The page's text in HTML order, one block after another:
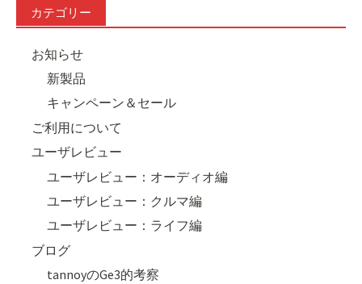
カテゴリー
お知らせ
新製品
キャンペーン＆セール
ご利用について
ユーザレビュー
ユーザレビュー：オーディオ編
ユーザレビュー：クルマ編
ユーザレビュー：ライフ編
ブログ
tannoyのGe3的考察